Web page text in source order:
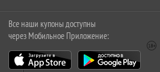
Все наши купоны доступны
через Мобильное Приложение: